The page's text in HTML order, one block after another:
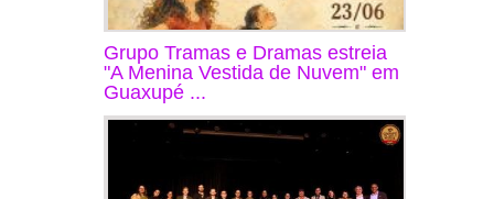
Grupo Tramas e Dramas estreia
"A Menina Vestida de Nuvem" em
Guaxupé ...